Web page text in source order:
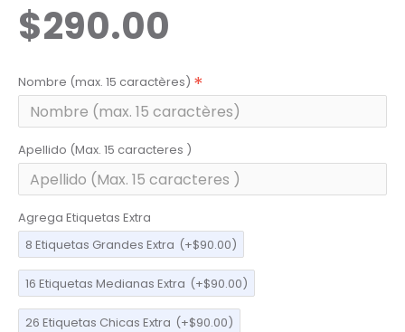
$290.00
Nombre (max. 15 caractères)
Apellido (Max. 15 caracteres )
Agrega Etiquetas Extra
8 Etiquetas Grandes Extra (+$90.00)
16 Etiquetas Medianas Extra (+$90.00)
26 Etiquetas Chicas Extra (+$90.00)